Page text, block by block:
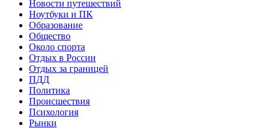
Новости путешествий
Ноутбуки и ПК
Образование
Общество
Около спорта
Отдых в России
Отдых за границей
ПДД
Политика
Происшествия
Психология
Рынки